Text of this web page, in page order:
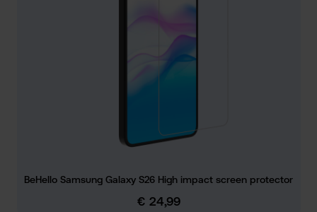
BeHello Samsung Galaxy S26 High impact screen protector
Normale prijs:
€ 24,99